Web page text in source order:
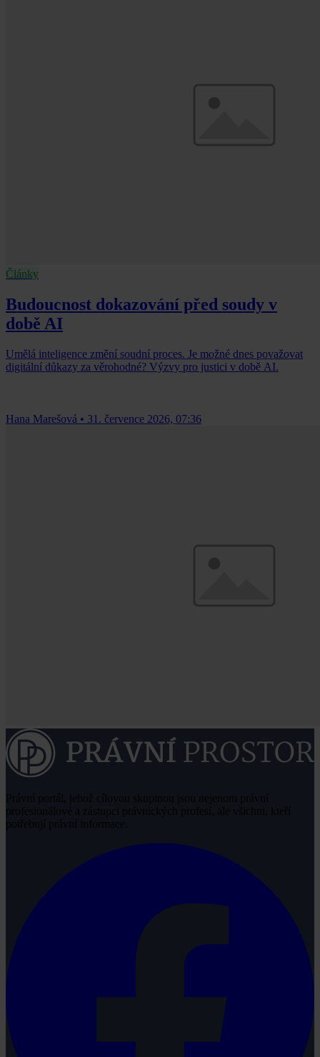
Články
Budoucnost dokazování před soudy v
době AI
Umělá inteligence změní soudní proces. Je možné dnes považovat
digitální důkazy za věrohodné? Výzvy pro justici v době AI.
Hana Marešová • 31. července 2026, 07:36